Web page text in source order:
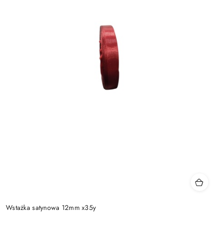
Wstażka satynowa 12mm x35y